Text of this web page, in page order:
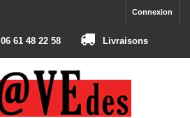
Connexion
06 61 48 22 58 Livraisons